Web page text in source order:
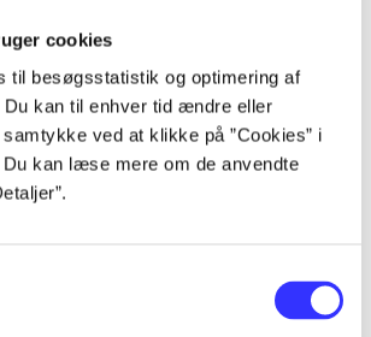
cookies
til besøgsstatistik og optimering af
Du kan til enhver tid ændre eller
ved at klikke på ”Cookies” i
Du kan læse mere om de anvendte
men vellykkede
af Disney/Pixars